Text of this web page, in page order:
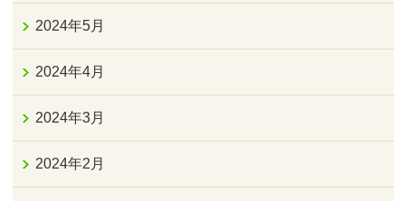
2024年5月
2024年4月
2024年3月
2024年2月